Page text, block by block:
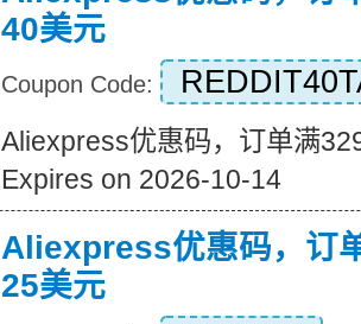
40美元
Coupon Code:
Aliexpress优惠码，订单满
Expires on 2026-10-14
Aliexpress优惠码，订
25美元